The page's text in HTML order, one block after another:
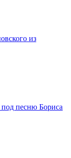
из
песню Бориса